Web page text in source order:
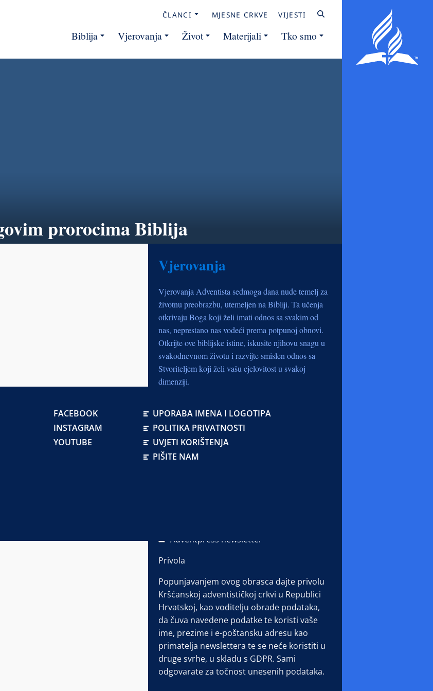
ČLANCI MJESNE CRKVE VIJESTI
Biblija Vjerovanja Život Materijali Tko smo
prorocima Biblija
Vjerovanja
Vjerovanja Adventista sedmoga dana nude temelj za
životnu preobrazbu, utemeljen na Bibliji. Ta učenja
otkrivaju Boga koji želi imati odnos sa svakim od
nas, neprestano nas vodeći prema potpunoj obnovi.
Otkrijte ove biblijske istine, iskusite njihovu snagu u
svakodnevnom životu i razvijte smislen odnos sa
Stvoriteljem koji želi vašu cjelovitost u svakoj
dimenziji.
Primanje jutarnjih stihova
emailom:
Adventpress newsletter
Privola
Popunjavanjem ovog obrasca dajte privolu
Kršćanskoj adventističkoj crkvi u Republici
Hrvatskoj, kao voditelju obrade podataka,
da čuva navedene podatke te koristi vaše
ime, prezime i e-poštansku adresu kao
primatelja newslettera te se neće koristiti u
druge svrhe, u skladu s GDPR. Sami
odgovarate za točnost unesenih podataka.
FACEBOOK
INSTAGRAM
YOUTUBE
UPORABA IMENA I LOGOTIPA
POLITIKA PRIVATNOSTI
UVJETI KORIŠTENJA
PIŠITE NAM